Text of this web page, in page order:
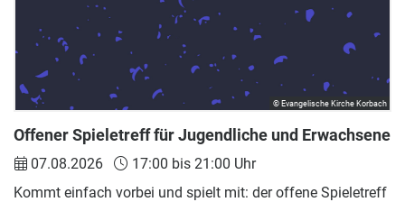
Offener Spieletreff für Jugendliche und Erwachsene
07.08.2026
17:00 bis 21:00 Uhr
Kommt einfach vorbei und spielt mit: der offene Spieletreff
© Evangelische Kirche Korbach